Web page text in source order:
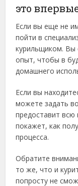
это
Если вы еще не
пойти в
курильщиком. Вы
опыт, чтобы в
домашнего
Если вы
можете задать
предоставит
покажет, как
процесса.
Обратите
то же, что и
попросту не